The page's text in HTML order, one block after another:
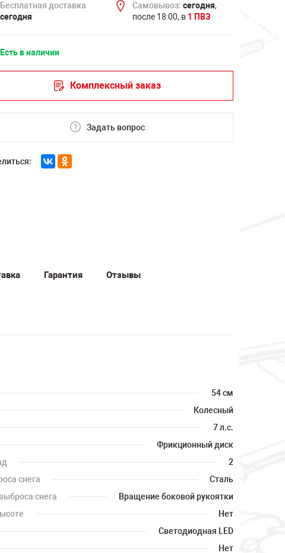
Бесплатная доставка
сегодня
Самовывоз: сегодня,
после 18:00, в 1 ПВЗ
Есть в наличии
Комплексный заказ
Задать вопрос
Гарантия Отзывы
54 см
Колесный
7 л.с.
Фрикционный диск
2
снега
Сталь
снега
Вращение боковой рукоятки
Нет
Светодиодная LED
Нет